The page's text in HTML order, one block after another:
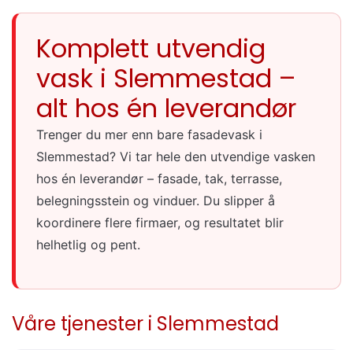
Komplett utvendig
vask i Slemmestad –
alt hos én leverandør
Trenger du mer enn bare fasadevask i
Slemmestad? Vi tar hele den utvendige vasken
hos én leverandør – fasade, tak, terrasse,
belegningsstein og vinduer. Du slipper å
koordinere flere firmaer, og resultatet blir
helhetlig og pent.
Våre tjenester i Slemmestad